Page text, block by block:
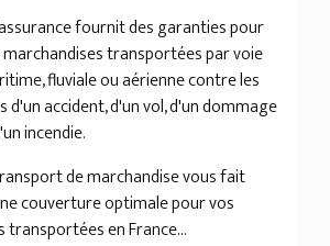
fournit des garanties pour
transportées par voie
fluviale ou aérienne contre les
d'un accident, d'un vol, d'un dommage
incendie.
de marchandise vous fait
couverture optimale pour vos
transportées en France...